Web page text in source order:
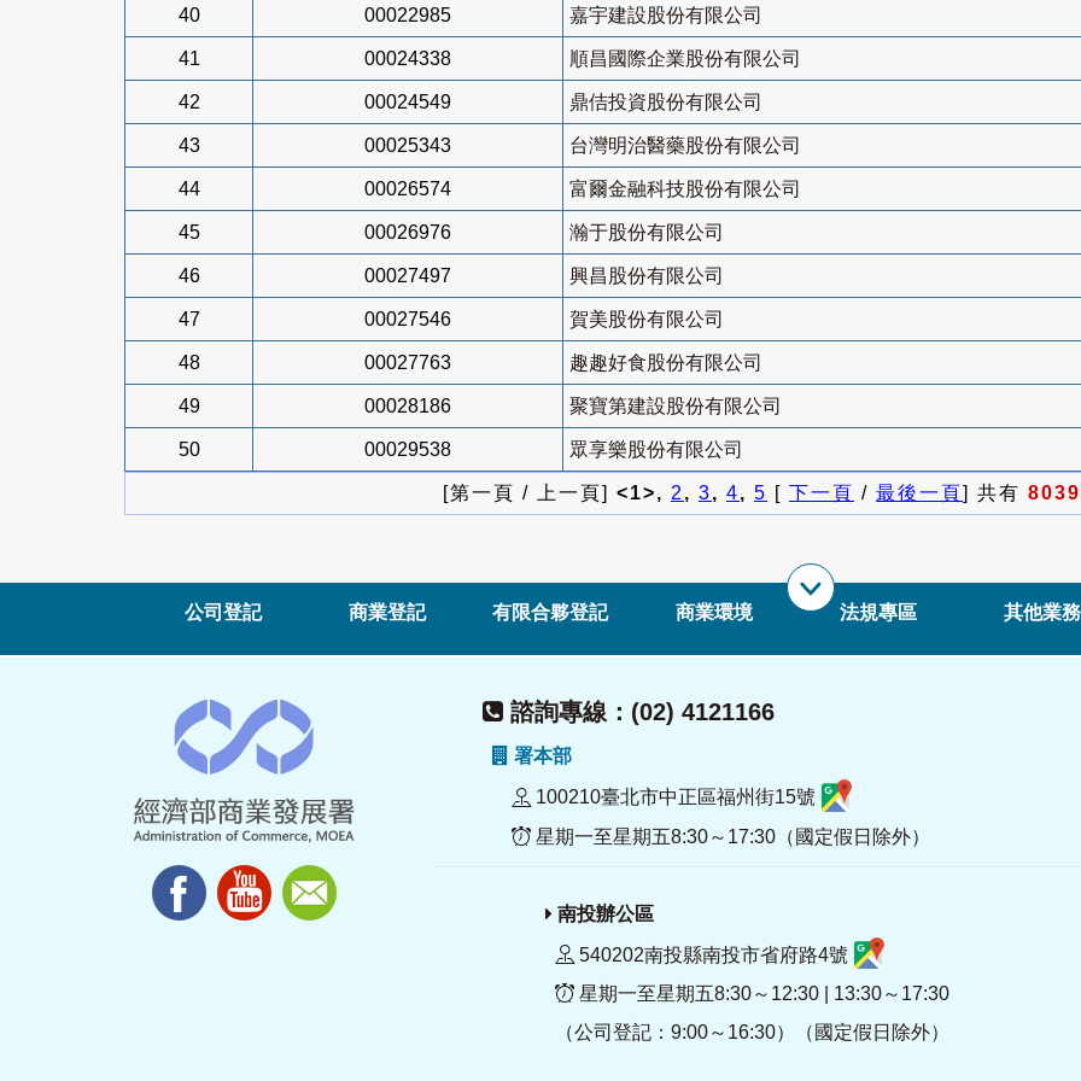
40 00022985 嘉宇建設股份有限公司
41 00024338 順昌國際企業股份有限公司
42 00024549 鼎佶投資股份有限公司
43 00025343 台灣明治醫藥股份有限公司
44 00026574 富爾金融科技股份有限公司
45 00026976 瀚于股份有限公司
46 00027497 興昌股份有限公司
47 00027546 賀美股份有限公司
48 00027763 趣趣好食股份有限公司
49 00028186 聚寶第建設股份有限公司
50 00029538 眾享樂股份有限公司
[第一頁 / 上一頁] <1>, 2, 3, 4, 5 [ 下一頁 / 最後一頁] 共有 8039
公司登記 商業登記 有限合夥登記 商業環境 法規專區 其他業務
諮詢專線：(02) 4121166
署本部
100210臺北市中正區福州街15號
星期一至星期五8:30～17:30（國定假日除外）
南投辦公區
540202南投縣南投市省府路4號
星期一至星期五8:30～12:30 | 13:30～17:30
（公司登記：9:00～16:30）（國定假日除外）